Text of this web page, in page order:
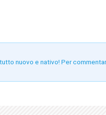
nuovo e nativo! Per